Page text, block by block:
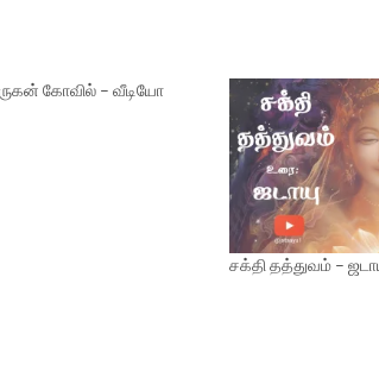
கோவில் – வீடியோ
சக்தி தத்துவம் –